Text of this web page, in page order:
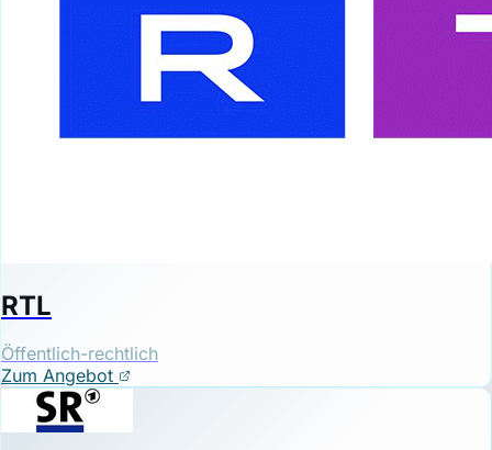
RTL
Öffentlich-rechtlich
Zum Angebot